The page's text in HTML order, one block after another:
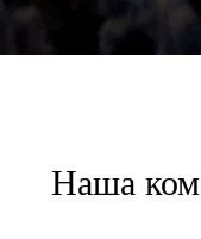
Наша